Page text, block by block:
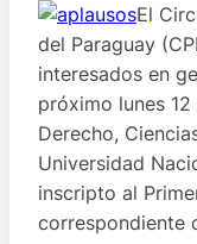
El
del Paraguay
interesados en
próximo lunes
Derecho,
Universidad
inscripto al
correspondiente